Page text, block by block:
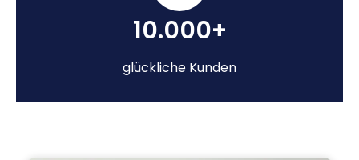
10.000+
glückliche Kunden